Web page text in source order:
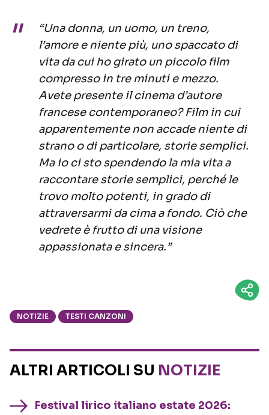
“Una donna, un uomo, un treno,
l’amore e niente più, uno spaccato di
vita da cui ho girato un piccolo film
compresso in tre minuti e mezzo.
Avete presente il cinema d’autore
francese contemporaneo? Film in cui
apparentemente non accade niente di
strano o di particolare, storie semplici.
Ma io ci sto spendendo la mia vita a
raccontare storie semplici, perché le
trovo molto potenti, in grado di
attraversarmi da cima a fondo. Ciò che
vedrete è frutto di una visione
appassionata e sincera.”
NOTIZIE TESTI CANZONI
ALTRI ARTICOLI SU NOTIZIE
Festival lirico italiano estate 2026: